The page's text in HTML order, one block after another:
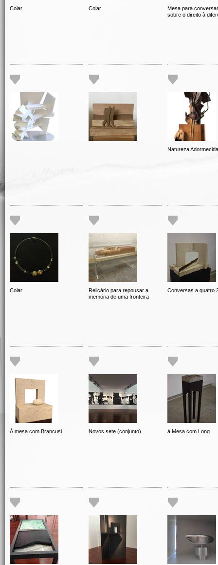
Colar Colar
Mesa para conversar
sobre o direito à
Natureza Adormecida
Colar
Relicário para repousar a
memória de uma fronteira
Conversas a quatro
À mesa com Brancusi Novos sete (conjunto) à Mesa com Long